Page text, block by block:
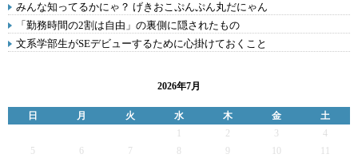
みんな知ってるかにゃ？ げきおこぷんぷん丸だにゃん
「勤務時間の2割は自由」の裏側に隠されたもの
文系学部生がSEデビューするために心掛けておくこと
2026年7月
日 月 火 水 木 金
土
2 3
4
5
6 7 9